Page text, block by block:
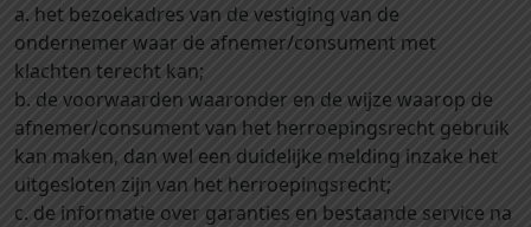
a. het bezoekadres van de vestiging van de
ondernemer waar de afnemer/consument met
klachten terecht kan;
b. de voorwaarden waaronder en de wijze waarop de
afnemer/consument van het herroepingsrecht gebruik
kan maken, dan wel een duidelijke melding inzake het
uitgesloten zijn van het herroepingsrecht;
c. de informatie over garanties en bestaande service na